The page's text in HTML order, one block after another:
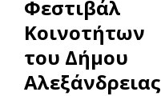
Φεστιβάλ
Κοινοτήτων
του Δήμου
Αλεξάνδρειας